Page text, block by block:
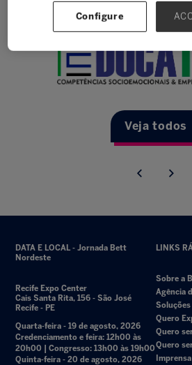
Veja todos
DATA E LOCAL - Jornada Bett
Nordeste
Recife Expo Center
Cais Santa Rita, 156 - São José
Recife - PE
Quarta-feira - 19 de agosto, 2026
Credenciamento e feira: 12h00 às
20h00 | Congresso: 13h00 às 19h00
Quinta-feira - 20 de agosto, 2026
LINKS
Sobre a
Agência
Quero
Quero
Quero
Imprensa
Configure